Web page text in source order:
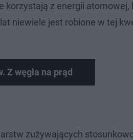
korzystają z energii atomowej,
niewiele jest robione w tej
Z węgla na prąd
zużywających